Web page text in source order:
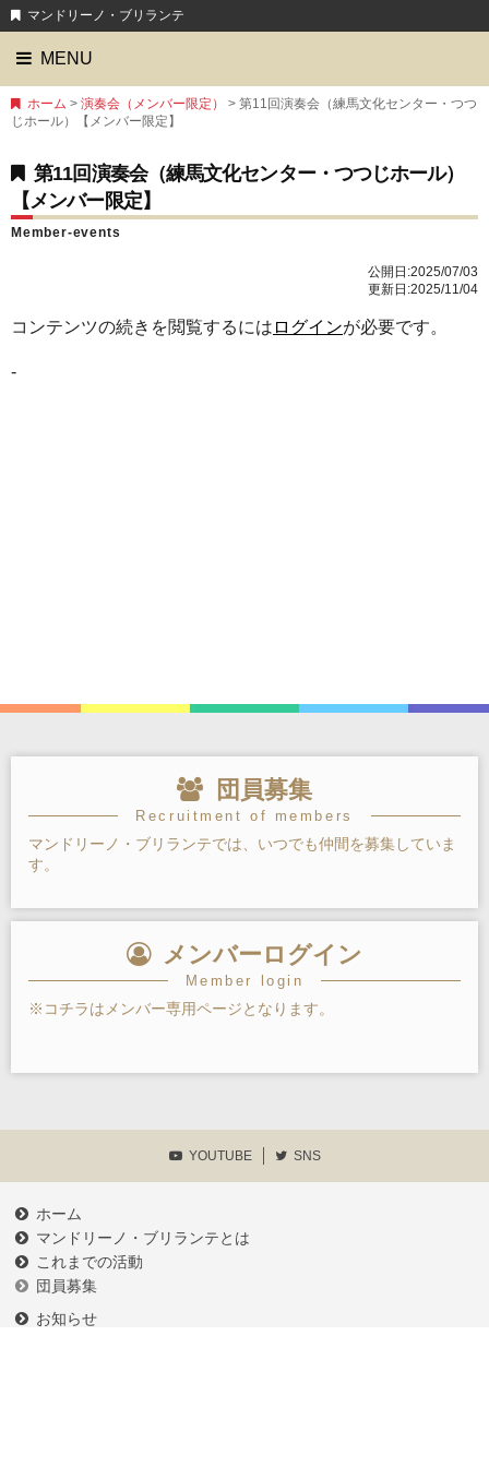
マンドリーノ・ブリランテ
MENU
ホーム > 演奏会（メンバー限定）
> 第11回演奏会（練馬文化センター・つつ
じホール）【メンバー限定】
第11回演奏会（練馬文化センター・つつじホール）
【メンバー限定】
Member-events
公開日:2025/07/03
更新日:2025/11/04
コンテンツの続きを閲覧するには ログインが必要です。
-
団員募集
Recruitment of members
マンドリーノ・ブリランテでは、いつでも仲間を募集していま
す。
メンバーログイン
Member login
※コチラはメンバー専用ページとなります。
YOUTUBE SNS
ホーム
マンドリーノ・ブリランテとは
これまでの活動
団員募集
お知らせ